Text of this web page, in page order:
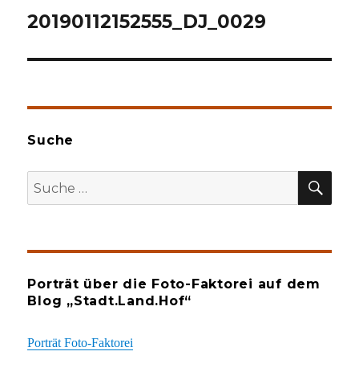
20190112152555_DJ_0029
Suche
Suche
nach:
Porträt über die Foto-Faktorei auf dem
Blog „Stadt.Land.Hof“
Porträt Foto-Faktorei